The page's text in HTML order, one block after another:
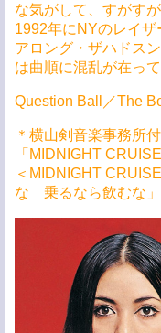
な気がして、すがす
1992年にNYのレイザ
アロング・ザハドス
は曲順に混乱が在っ
Question Ball／The
＊横山剣音楽事務所
「MIDNIGHT
＜MIDNIGHT
な 乗るなら飲むな」